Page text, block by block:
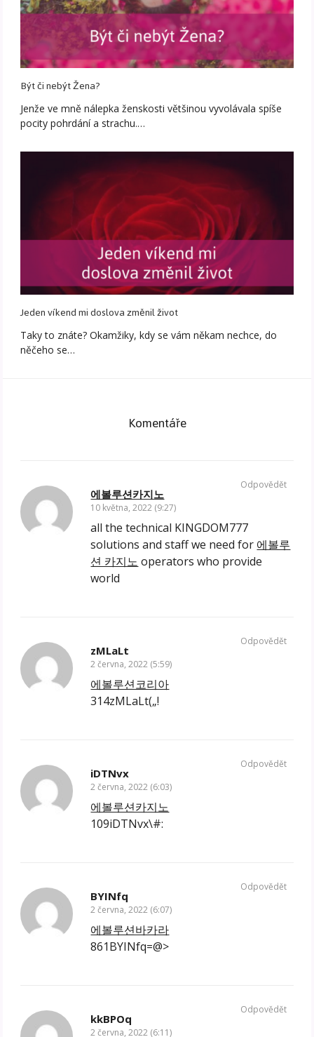
Být či nebýt Žena?
Jenže ve mně nálepka ženskosti většinou vyvolávala spíše
pocity pohrdání a strachu.…
Jeden víkend mi doslova změnil život
Taky to znáte? Okamžiky, kdy se vám někam nechce, do
něčeho se…
Komentáře
에볼루션카지노
10 května, 2022 (9:27)
all the technical KINGDOM777
solutions and staff we need for 에볼루
션 카지노 operators who provide
world
Odpovědět
zMLaLt
2 června, 2022 (5:59)
에볼루션코리아
314zMLaLt(„!
Odpovědět
iDTNvx
2 června, 2022 (6:03)
에볼루션카지노
109iDTNvx\#:
Odpovědět
BYINfq
2 června, 2022 (6:07)
에볼루션바카라
861BYINfq=@>
Odpovědět
kkBPOq
2 června, 2022 (6:11)
Odpovědět